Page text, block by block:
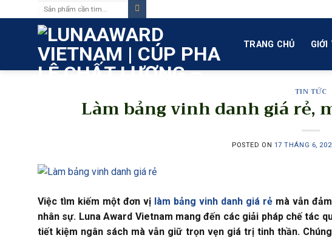
to
TRANG CHỦ GIỚI
TIN TỨC
Làm bảng vinh danh giá rẻ,
POSTED ON 17 THÁNG 6,
Việc tìm kiếm một đơn vị làm bảng vinh danh giá rẻ mà vẫn
nhân sự. Luna Award Vietnam mang đến các giải pháp chế tác
tiết kiệm ngân sách mà vẫn giữ trọn vẹn giá trị tinh thần.